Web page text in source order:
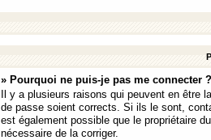
» Pourquoi ne puis-je pas me connecter ?
Il y a plusieurs raisons qui peuvent en être
de passe soient corrects. Si ils le sont,
est également possible que le propriétaire
nécessaire de la corriger.